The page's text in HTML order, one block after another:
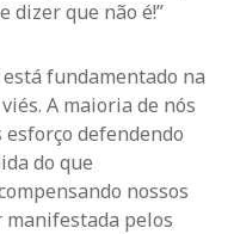
dizer que não é!”
fundamentado na
A maioria de nós
defendendo
do que
nossos
manifestada pelos